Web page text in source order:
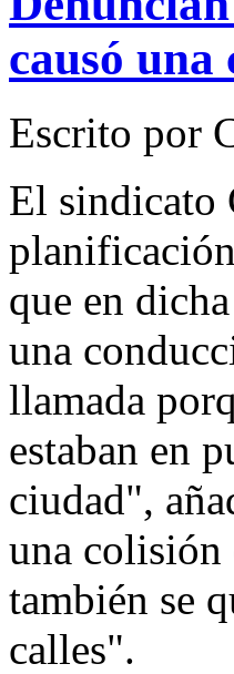
causó
Escrito por
El sindicato
que en
una
llamada
estaban en
ciudad",
una colisión
también se
calles".